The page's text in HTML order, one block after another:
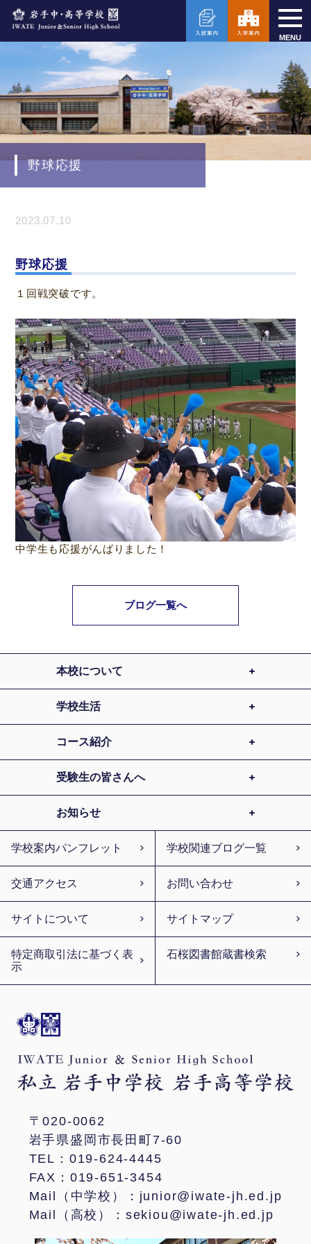
MENU
野球応援
2023.07.10
野球応援
１回戦突破です。
中学生も応援がんばりました！
ブログ一覧へ
〒020-0062
岩手県盛岡市長田町7-60
TEL：019-624-4445
FAX：019-651-3454
Mail（中学校）：junior@iwate-jh.ed.jp
Mail（高校）：sekiou@iwate-jh.ed.jp
本校について
学校生活
コース紹介
受験生の皆さんへ
お知らせ
学校案内パンフレット 学校関連ブログ一覧
交通アクセス お問い合わせ
サイトについて サイトマップ
特定商取引法に基づく表
示
石桜図書館蔵書検索